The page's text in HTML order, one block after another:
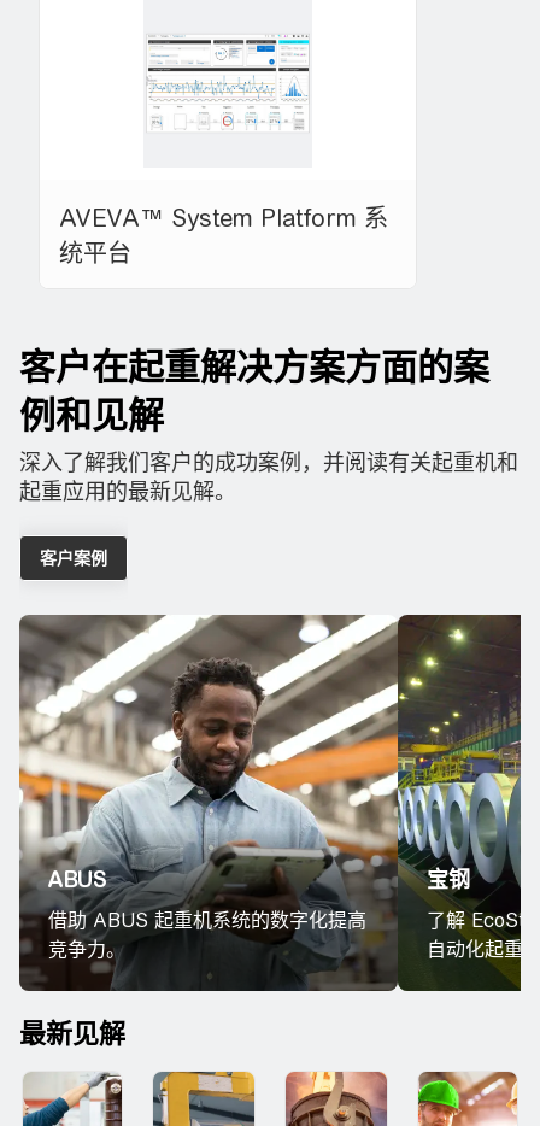
AVEVA™ System Platform 系
统平台
客户在起重解决方案方面的案
例和见解
深入了解我们客户的成功案例，并阅读有关起重机和
起重应用的最新见解。
客户案例
ABUS
借助 ABUS 起重机系统的数字化提高
竞争力。
宝钢
了解
自动化起重
最新见解